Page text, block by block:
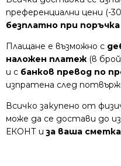
преференциални цени (-
безплатно при
Плащане е възможно с
наложен платеж (в
и с банков превод по
изпратена след
Всичко закупено от
може да се достави до
ЕКОНТ иза ваша сметка